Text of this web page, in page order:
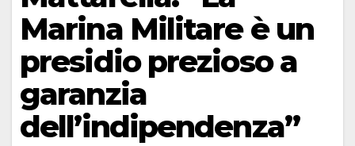
Marina Militare è un
presidio prezioso a
garanzia
dell’indipendenza”